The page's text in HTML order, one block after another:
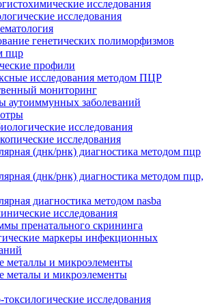
исследования
исследования
генетических полиморфизмов
пцр
профили
исследования методом ПЦР
мониторинг
аутоиммунных заболеваний
исследования
исследования
(днк/рнк) диагностика методом пцр
(днк/рнк) диагностика методом пцр,
диагностика методом nasba
исследования
пренатального скрининга
маркеры инфекционных
металлы и микроэлементы
металы и микроэлементы
исследования